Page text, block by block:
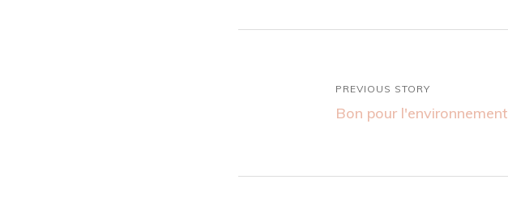
PREVIOUS STORY
Bon pour l'environnement